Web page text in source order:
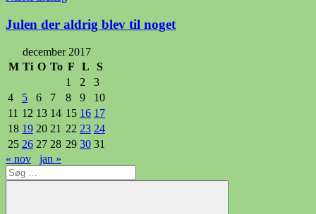
Julen der aldrig blev til noget
december 2017
M Ti O To F L
S
1
2
3
4
5 6 7 8 9
10
11 12 13 14 15 16 17
18 19 20 21 22 23 24
25 26 27 28 29 30 31
« nov
jan »
Søg
efter: